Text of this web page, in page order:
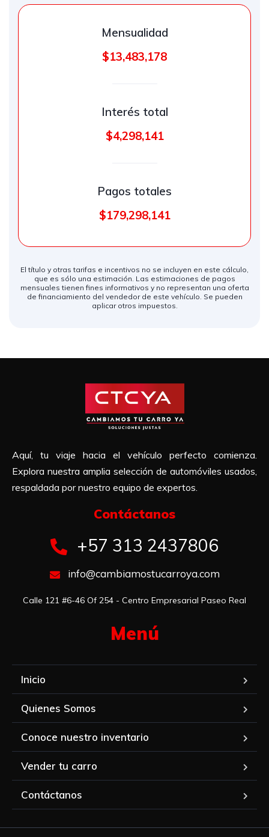
Mensualidad
$13,483,178
Interés total
$4,298,141
Pagos totales
$179,298,141
El título y otras tarifas e incentivos no se incluyen en este cálculo,
que es sólo una estimación. Las estimaciones de pagos
mensuales tienen fines informativos y no representan una oferta
de financiamiento del vendedor de este vehículo. Se pueden
aplicar otros impuestos.
Aquí, tu viaje hacia el vehículo perfecto comienza.
Explora nuestra amplia selección de automóviles usados,
respaldada por nuestro equipo de expertos.
Contáctanos​
+57 313 2437806
info@cambiamostucarroya.com
Calle 121 #6-46 Of 254 - Centro Empresarial Paseo Real
Menú​
Inicio
Quienes Somos
Conoce nuestro inventario
Vender tu carro
Contáctanos